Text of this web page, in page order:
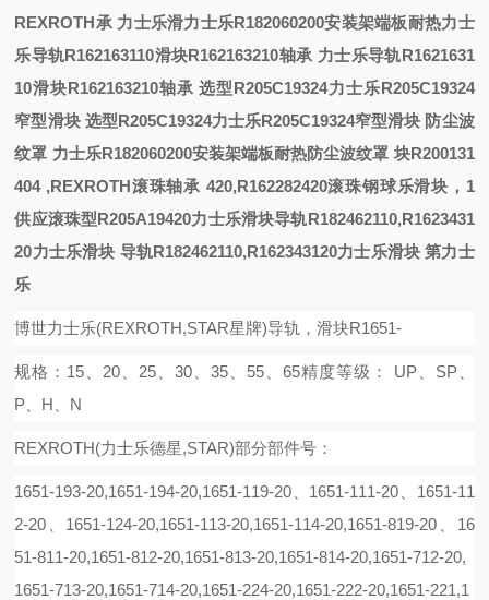
REXROTH承 力士乐滑力士乐R182060200安装架端板耐热力士
乐导轨R162163110滑块R162163210轴承 力士乐导轨R1621631
10滑块R162163210轴承 选型R205C19324力士乐R205C19324
窄型滑块 选型R205C19324力士乐R205C19324窄型滑块 防尘波
纹罩 力士乐R182060200安装架端板耐热防尘波纹罩 块R200131
404 ,REXROTH滚珠轴承 420,R162282420滚珠钢球乐滑块， 1
供应滚珠型R205A19420力士乐滑块导轨R182462110,R1623431
20力士乐滑块 导轨R182462110,R162343120力士乐滑块 第力士
乐
博世力士乐(REXROTH,STAR星牌)导轨，滑块R1651-
规格：15、20、25、30、35、55、65精度等级： UP、SP、
P、H、N
REXROTH(力士乐德星,STAR)部分部件号：
1651-193-20,1651-194-20,1651-119-20、1651-111-20、1651-11
2-20、1651-124-20,1651-113-20,1651-114-20,1651-819-20、16
51-811-20,1651-812-20,1651-813-20,1651-814-20,1651-712-20,
1651-713-20,1651-714-20,1651-224-20,1651-222-20,1651-221,1